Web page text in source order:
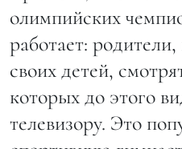
олимпийских
работает:
своих детей,
которых до этого
телевизору. Это